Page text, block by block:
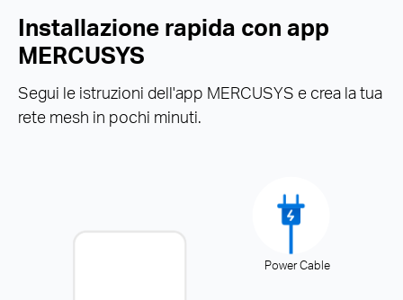
Installazione rapida con app
MERCUSYS
Segui le istruzioni dell'app MERCUSYS e crea la tua
rete mesh in pochi minuti.
Power Cable